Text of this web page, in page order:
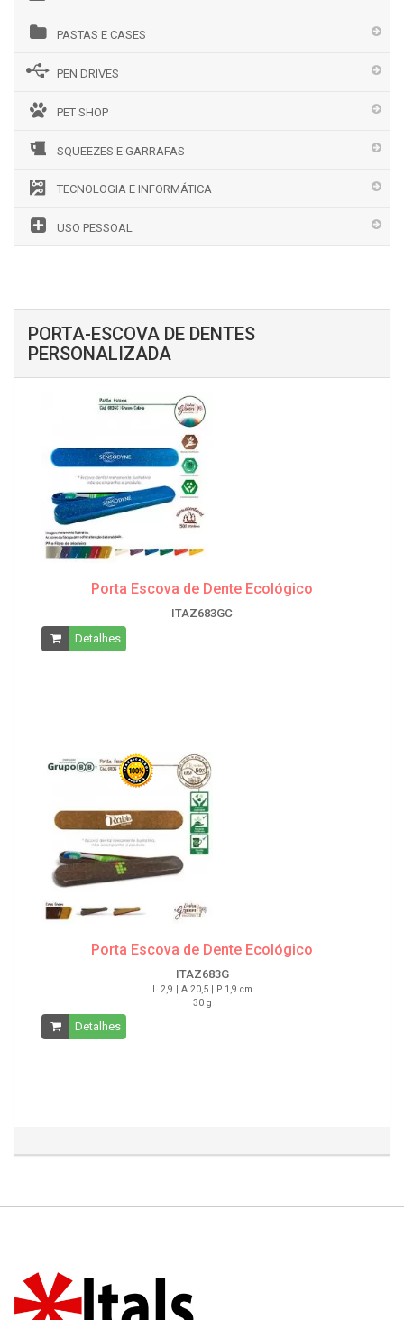
PASTAS E CASES
PEN DRIVES
PET SHOP
SQUEEZES E GARRAFAS
TECNOLOGIA E INFORMÁTICA
USO PESSOAL
PORTA-ESCOVA DE DENTES
PERSONALIZADA
Porta Escova de Dente Ecológico
ITAZ683GC
Detalhes
Porta Escova de Dente Ecológico
ITAZ683G
L 2,9 | A 20,5 | P 1,9 cm
30 g
Detalhes